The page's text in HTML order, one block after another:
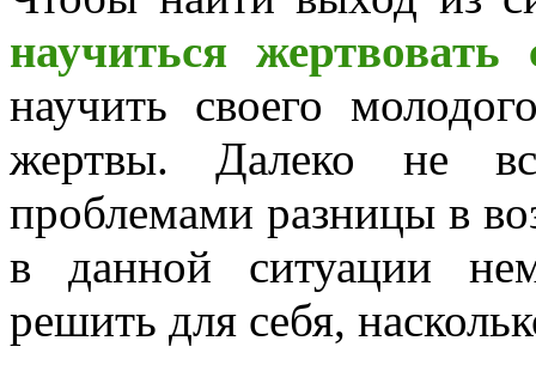
научиться
научить своего
жертвы. Далеко не
проблемами разницы в
в данной ситуации
решить для себя,